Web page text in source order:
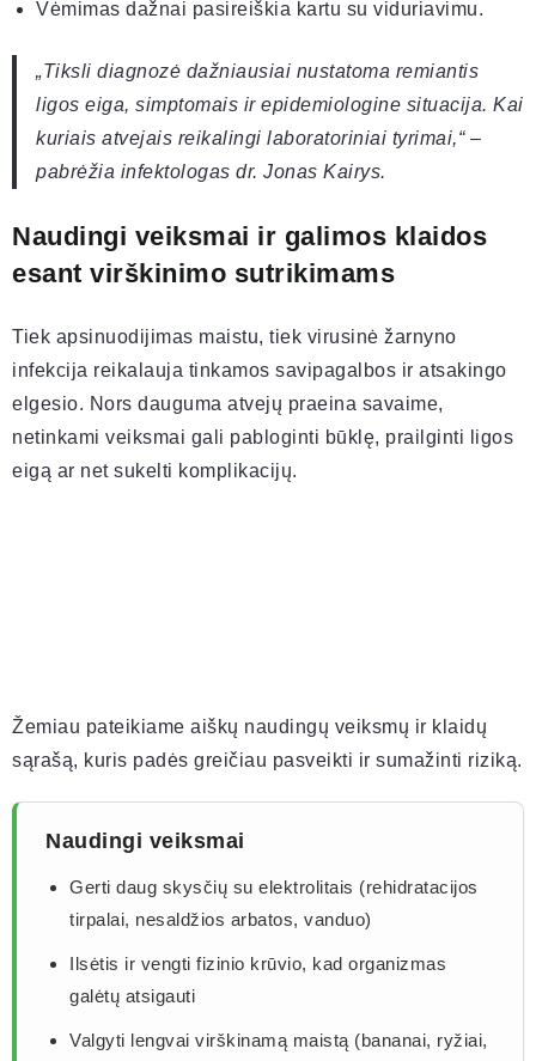
Vėmimas dažnai pasireiškia kartu su viduriavimu.
„Tiksli diagnozė dažniausiai nustatoma remiantis
ligos eiga, simptomais ir epidemiologine situacija. Kai
kuriais atvejais reikalingi laboratoriniai tyrimai,“ –
pabrėžia infektologas dr. Jonas Kairys.
Naudingi veiksmai ir galimos klaidos
esant virškinimo sutrikimams
Tiek apsinuodijimas maistu, tiek virusinė žarnyno
infekcija reikalauja tinkamos savipagalbos ir atsakingo
elgesio. Nors dauguma atvejų praeina savaime,
netinkami veiksmai gali pabloginti būklę, prailginti ligos
eigą ar net sukelti komplikacijų.
Žemiau pateikiame aiškų naudingų veiksmų ir klaidų
sąrašą, kuris padės greičiau pasveikti ir sumažinti riziką.
Naudingi veiksmai
Gerti daug skysčių su elektrolitais (rehidratacijos
tirpalai, nesaldžios arbatos, vanduo)
Ilsėtis ir vengti fizinio krūvio, kad organizmas
galėtų atsigauti
Valgyti lengvai virškinamą maistą (bananai, ryžiai,